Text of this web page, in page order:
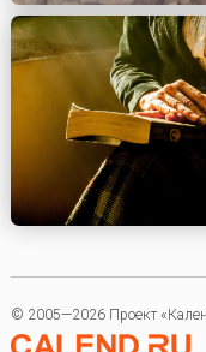
© 2005—2026 Проект